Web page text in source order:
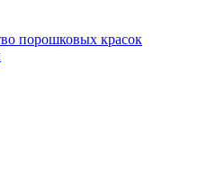
порошковых красок